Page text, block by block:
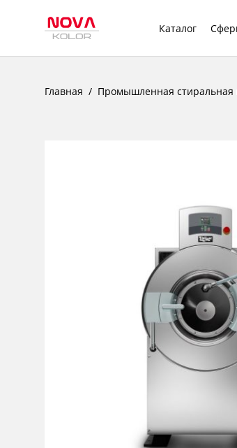
Каталог
Главная Промышленная стиральная